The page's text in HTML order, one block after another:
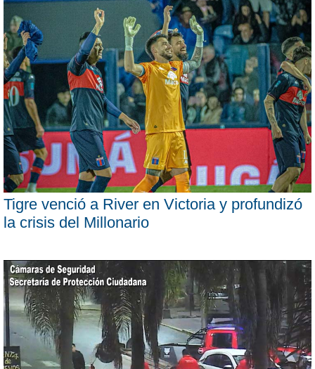
Tigre venció a River en Victoria y profundizó
la crisis del Millonario